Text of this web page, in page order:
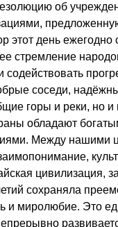
об
этот день
стремление
соседи,
горы и реки, но и
обладают
Между нашими
цивилизация,
сохраняла
и миролюбие. Это